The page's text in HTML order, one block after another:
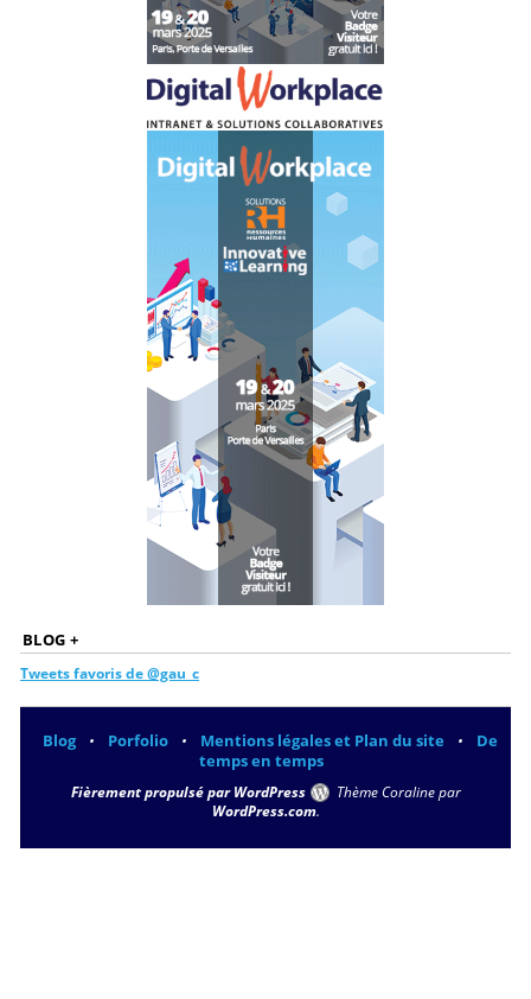
BLOG +
Tweets favoris de @gau_c
Blog • Porfolio • Mentions légales et Plan du site •
De
temps en temps
Fièrement propulsé par WordPress
Thème Coraline par
WordPress.com.